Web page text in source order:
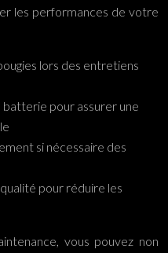
les performances de votre
lors des entretiens
pour assurer une
si nécessaire des
pour réduire les
vous pouvez non